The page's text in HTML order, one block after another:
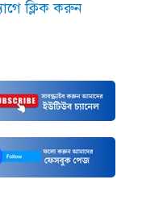
ক্লিক করুন